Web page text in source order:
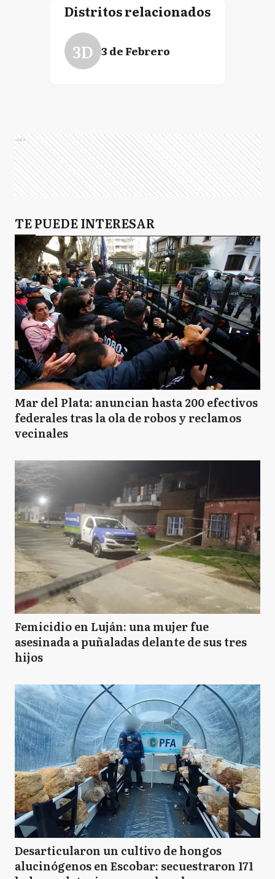
Distritos relacionados
3D 3 de Febrero
Ads
TE PUEDE INTERESAR
Mar del Plata: anuncian hasta 200 efectivos
federales tras la ola de robos y reclamos
vecinales
Femicidio en Luján: una mujer fue
asesinada a puñaladas delante de sus tres
hijos
Desarticularon un cultivo de hongos
alucinógenos en Escobar: secuestraron 171